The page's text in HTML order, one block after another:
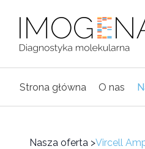
Strona główna O nas
Nasza oferta >Vircell